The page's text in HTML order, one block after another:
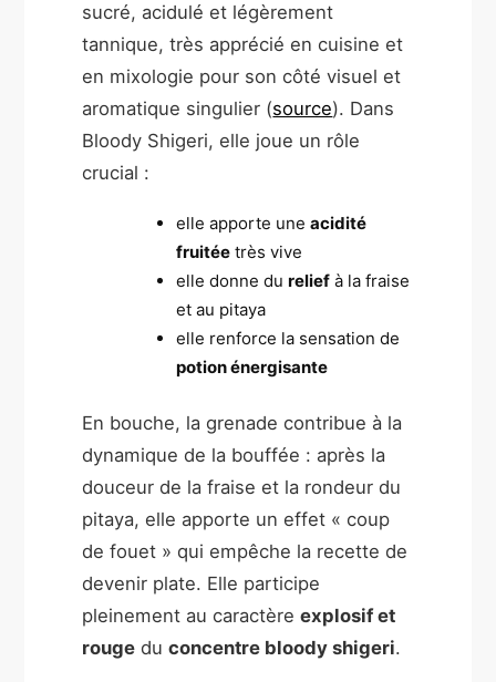
sucré, acidulé et légèrement
tannique, très apprécié en cuisine et
en mixologie pour son côté visuel et
aromatique singulier (source). Dans
Bloody Shigeri, elle joue un rôle
crucial :
elle apporte uneacidité
fruitée très vive
elle donne durelief à la fraise
et au pitaya
elle renforce la sensation de
potion énergisante
En bouche, la grenade contribue à la
dynamique de la bouffée : après la
douceur de la fraise et la rondeur du
pitaya, elle apporte un effet « coup
de fouet » qui empêche la recette de
devenir plate. Elle participe
pleinement au caractèreexplosif et
rouge duconcentre bloody shigeri.